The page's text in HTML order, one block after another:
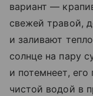
вариант —
свежей травой,
и заливают
солнце на пару
и потемнеет,
чистой водой в